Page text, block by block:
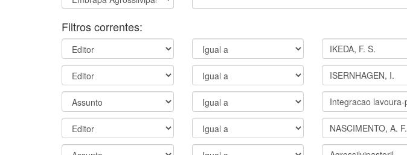
Filtros correntes: